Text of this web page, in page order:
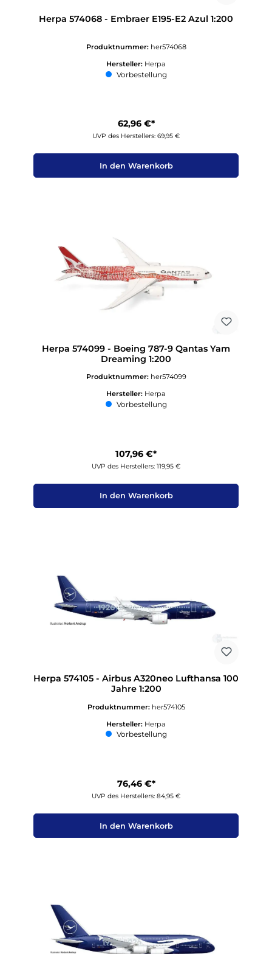
Herpa 574068 - Embraer E195-E2 Azul 1:200
Produktnummer: her574068
Hersteller: Herpa
Vorbestellung
62,96 €*
UVP des Herstellers: 69,95 €
In den Warenkorb
Herpa 574099 - Boeing 787-9 Qantas Yam
Dreaming 1:200
Produktnummer: her574099
Hersteller: Herpa
Vorbestellung
107,96 €*
UVP des Herstellers: 119,95 €
In den Warenkorb
Herpa 574105 - Airbus A320neo Lufthansa 100
Jahre 1:200
Produktnummer: her574105
Hersteller: Herpa
Vorbestellung
76,46 €*
UVP des Herstellers: 84,95 €
In den Warenkorb